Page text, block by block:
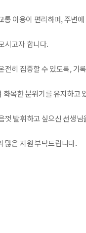
이용이 편리하며, 주변
시고자 합니다.
히 집중할 수 있도록, 기
목한 분위기를 유지하고
껏 발휘하고 싶으신 선생님
많은 지원 부탁드립니다.